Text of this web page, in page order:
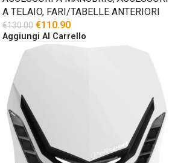
A TELAIO, FARI/TABELLE ANTERIORI
€130.00 €110.90
Aggiungi Al Carrello